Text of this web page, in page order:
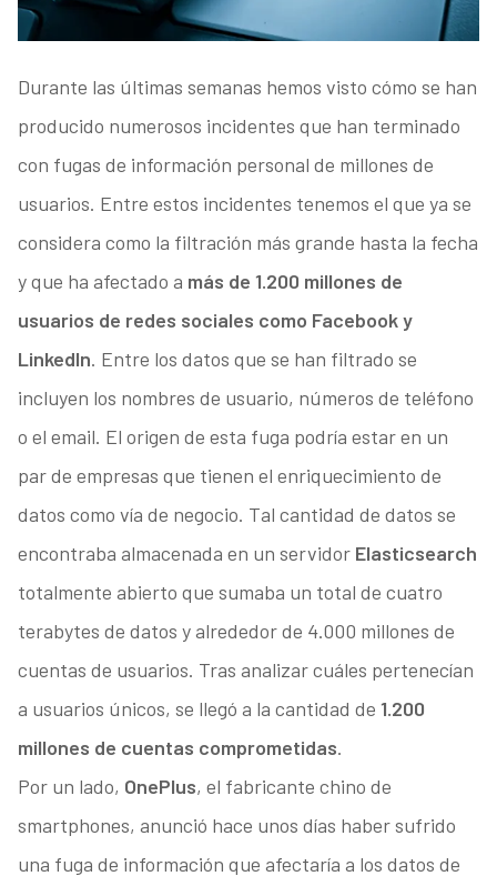
Durante las últimas semanas hemos visto cómo se han
producido numerosos incidentes que han terminado
con fugas de información personal de millones de
usuarios. Entre estos incidentes tenemos el que ya se
considera como la filtración más grande hasta la fecha
y que ha afectado a más de 1.200 millones de
usuarios de redes sociales como Facebook y
LinkedIn. Entre los datos que se han filtrado se
incluyen los nombres de usuario, números de teléfono
o el email. El origen de esta fuga podría estar en un
par de empresas que tienen el enriquecimiento de
datos como vía de negocio. Tal cantidad de datos se
encontraba almacenada en un servidor Elasticsearch
totalmente abierto que sumaba un total de cuatro
terabytes de datos y alrededor de 4.000 millones de
cuentas de usuarios. Tras analizar cuáles pertenecían
a usuarios únicos, se llegó a la cantidad de 1.200
millones de cuentas comprometidas.
Por un lado, OnePlus, el fabricante chino de
smartphones, anunció hace unos días haber sufrido
una fuga de información que afectaría a los datos de